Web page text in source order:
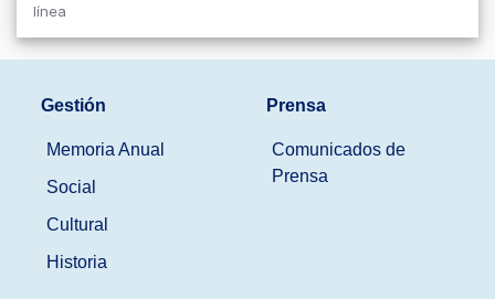
línea
Gestión
Memoria Anual
Social
Cultural
Historia
Prensa
Comunicados de
Prensa